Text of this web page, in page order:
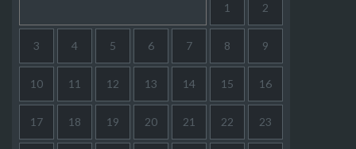
1 2
3 4 5 6 7 8 9
10 11 12 13 14 15 16
17 18 19 20 21 22 23